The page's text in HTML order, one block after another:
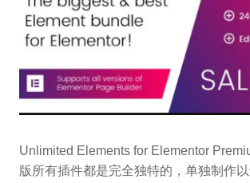
Unlimited Elements for Elementor
版所有插件都是完全独特的，单独制作